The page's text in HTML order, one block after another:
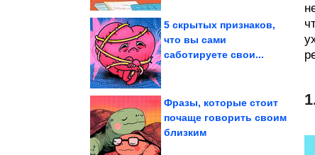
5 скрытых признаков,
что вы сами
саботируете свои...
Фразы, которые стоит
почаще говорить своим
близким